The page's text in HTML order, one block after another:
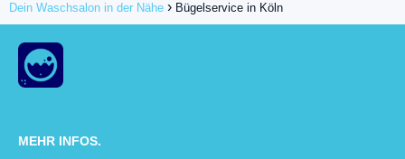
Dein Waschsalon in der Nähe Bügelservice in Köln
MEHR INFOS.